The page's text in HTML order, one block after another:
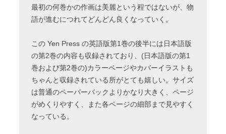
最初の何巻かの作画は美麗という程ではないが、物
語が進むにつれてどんどん良くなっていく。
この Yen Press の英語版第1巻の後半には日本語版
の第2巻の内容も収録されており、(日本語版の第1
巻および第2巻の)カラーページやカバーイラストも
ちゃんと収録されている所がとても嬉しい。サイズ
は普通のペーパーバックよりかなり大きく、ページ
がめくりやすく、また各ページの細部まで見やすく
なっている。